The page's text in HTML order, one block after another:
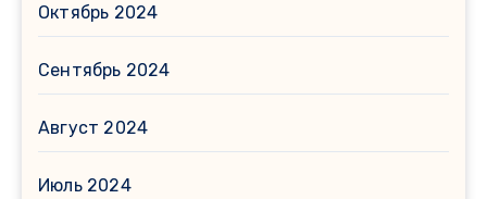
Октябрь 2024
Сентябрь 2024
Август 2024
Июль 2024